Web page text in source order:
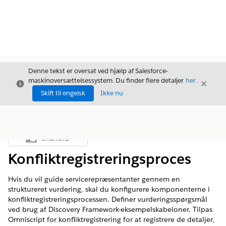
Luk
Denne tekst er oversat ved hjælp af Salesforce-
maskinoversættelsessystem. Du finder flere detaljer her.
Skift til engelsk
Ikke nu
Luk
Vis indholdsfortegnelse
Indhold
Konfliktregistreringsproces
Hvis du vil guide servicerepræsentanter gennem en
struktureret vurdering, skal du konfigurere komponenterne i
konfliktregistreringsprocessen. Definer vurderingsspørgsmål
ved brug af Discovery Framework-eksempelskabeloner. Tilpas
Omniscript for konfliktregistrering for at registrere de detaljer,